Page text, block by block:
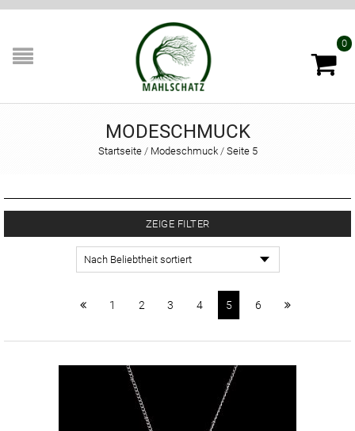
0
MODESCHMUCK
Startseite / Modeschmuck /Seite 5
ZEIGE FILTER
1 2 3 4 5 6